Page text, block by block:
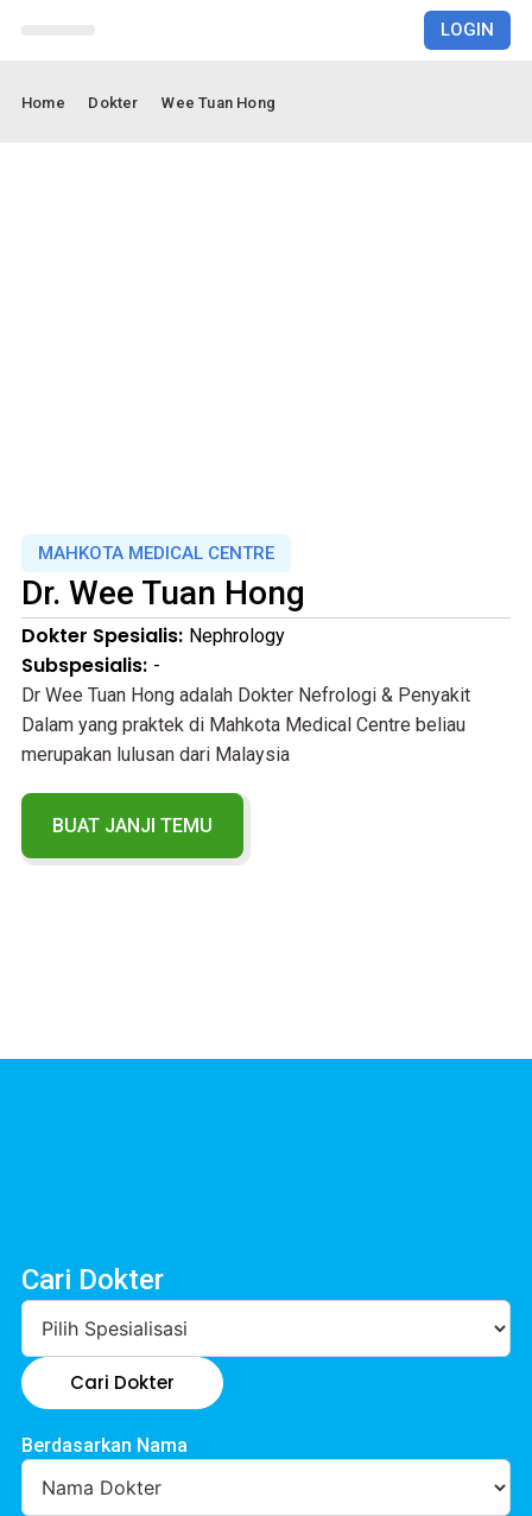
LOGIN
Home Dokter Wee Tuan Hong
MAHKOTA MEDICAL CENTRE
Dr. Wee Tuan Hong
Dokter Spesialis: Nephrology
Subspesialis: -
Dr Wee Tuan Hong adalah Dokter Nefrologi & Penyakit
Dalam yang praktek di Mahkota Medical Centre beliau
merupakan lulusan dari Malaysia
BUAT JANJI TEMU
Cari Dokter
Cari Dokter
Berdasarkan Nama